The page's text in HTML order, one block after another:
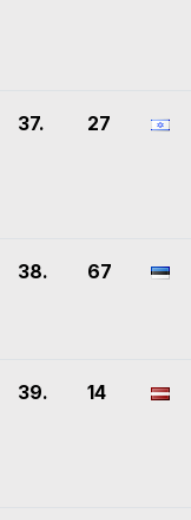
37. 27
38. 67
39. 14